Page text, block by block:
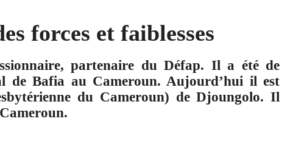
forces et faiblesses
partenaire du Défap. Il a été de
de Bafia au Cameroun. Aujourd’hui il est
du Cameroun) de Djoungolo. Il